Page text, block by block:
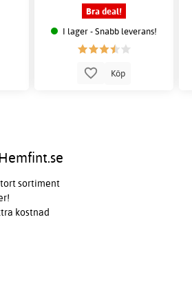
Bra deal!
I lager - Snabb leverans!
Köp
sortiment
kostnad